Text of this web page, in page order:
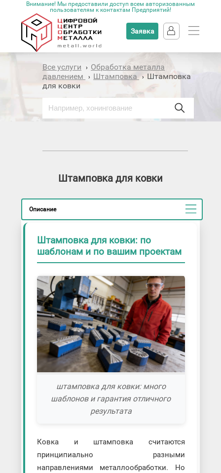
Внимание! Мы предоставили доступ всем авторизованным
пользователям к контактам Предприятий!
Заявка
Все услуги › Обработка металла
давлением
› Штамповка › Штамповка
для ковки
Штамповка для ковки
Описание
Штамповка для ковки: по
шаблонам и по вашим проектам
штамповка для ковки: много
шаблонов и гарантия отличного
результата
Ковка и штамповка считаются
принципиально разными
направлениями металлообработки. Но